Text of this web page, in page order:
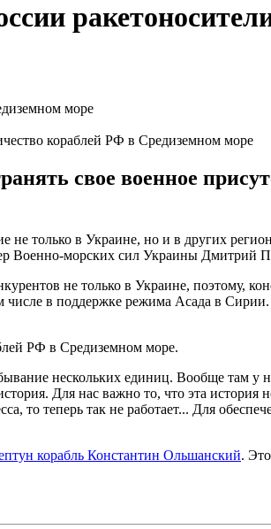
кораблей РФ в Средиземном море
свое военное
не только в Украине, но и в других
Военно-морских сил Украины Дмитрий
не только в Украине, поэтому,
числе в поддержке режима Асада в
РФ в Средиземном море.
нескольких единиц. Вообще там у
Для нас важно то, что эта
то теперь так не работает... Для
корабль Константин Ольшанский.